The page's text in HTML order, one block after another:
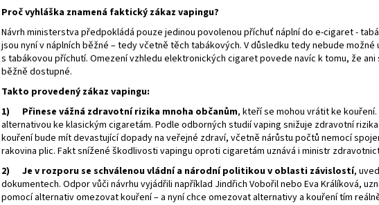
Proč vyhláška znamená faktický zákaz vapingu?
Návrh ministerstva předpokládá pouze jedinou povolenou příchuť náplní do e-cigaret -
jsou nyní v náplních běžné – tedy včetně těch tabákových. V důsledku tedy nebude
s tabákovou příchutí. Omezení vzhledu elektronických cigaret povede navíc k tomu, že
běžně dostupné.
Takto provedený zákaz vapingu:
1) Přinese vážná zdravotní rizika mnoha občanům, kteří se mohou vrátit ke
alternativou ke klasickým cigaretám. Podle odborných studií vaping snižuje zdravotní
kouření bude mít devastující dopady na veřejné zdraví, včetně nárůstu počtů nemocí
rakovina plic. Fakt snížené škodlivosti vapingu oproti cigaretám uznává i ministr
2) Je v rozporu se schválenou vládní a národní politikou v oblasti závislostí,
dokumentech. Odpor vůči návrhu vyjádřili například Jindřich Vobořil nebo Eva Králíková,
pomocí alternativ omezovat kouření – a nyní chce omezovat alternativy a kouření tím
JOYETECH BF SS316 ATOMIZER 0,6OHM
48 Kč
DEKANG DESERT SHIP 10ML 3MG
159 Kč
Původně:195 Kč